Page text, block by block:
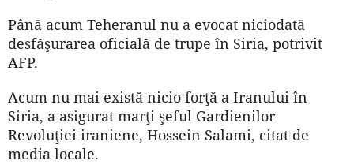
Până acum Teheranul nu a evocat niciodată
desfăşurarea oficială de trupe în Siria, potrivit
AFP.
Acum nu mai există nicio forţă a Iranului în
Siria, a asigurat marţi şeful Gardienilor
Revoluţiei iraniene, Hossein Salami, citat de
media locale.